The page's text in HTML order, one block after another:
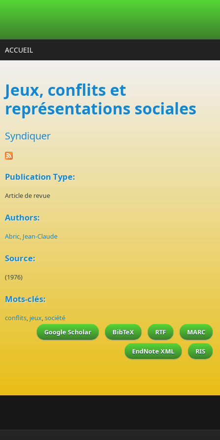
ACCUEIL
Jeux, conflits et
représentations sociales
Syndiquer
Publication Type:
Article de revue
Authors:
Abric, Jean-Claude
Source:
(1976)
Mots-clés:
conflits, jeux,société
Google Scholar
BibTeX RTF MARC
EndNote XML RIS